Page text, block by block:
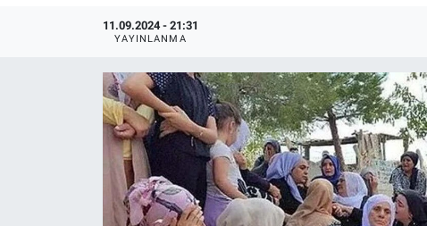
11.09.2024 - 21:31
YAYINLANMA